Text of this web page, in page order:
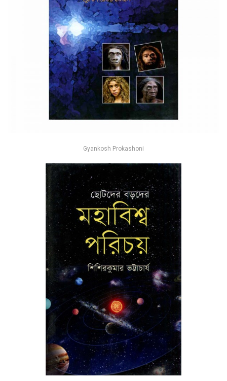
Gyankosh Prokashoni
বিগ ব্যাং থেকে হোমো স্যাপিয়েনস - মুহম্মদ জাফর ইকবাল
৳130 ৳175 -26%